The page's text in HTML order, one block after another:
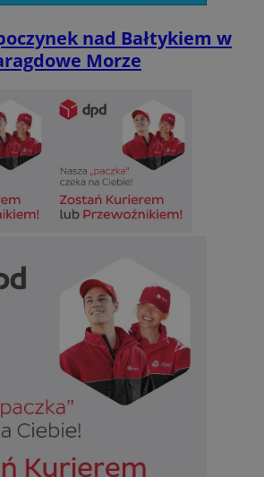
nad Bałtykiem w
Morze